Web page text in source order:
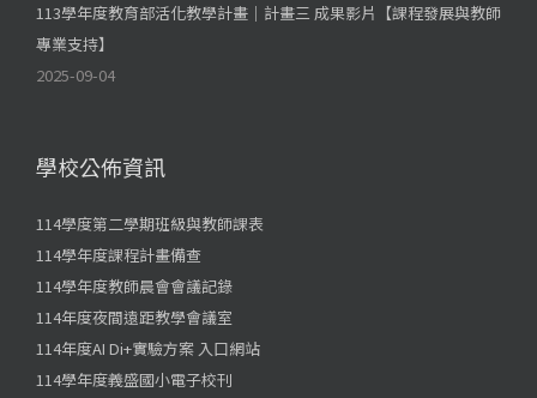
113學年度教育部活化教學計畫｜計畫三 成果影片【課程發展與教師
專業支持】
2025-09-04
學校公佈資訊
114學度第二學期班級與教師課表
114學年度課程計畫備查
114學年度教師晨會會議記錄
114年度夜間遠距教學會議室
114年度AI Di+實驗方案 入口網站
114學年度義盛國小電子校刊